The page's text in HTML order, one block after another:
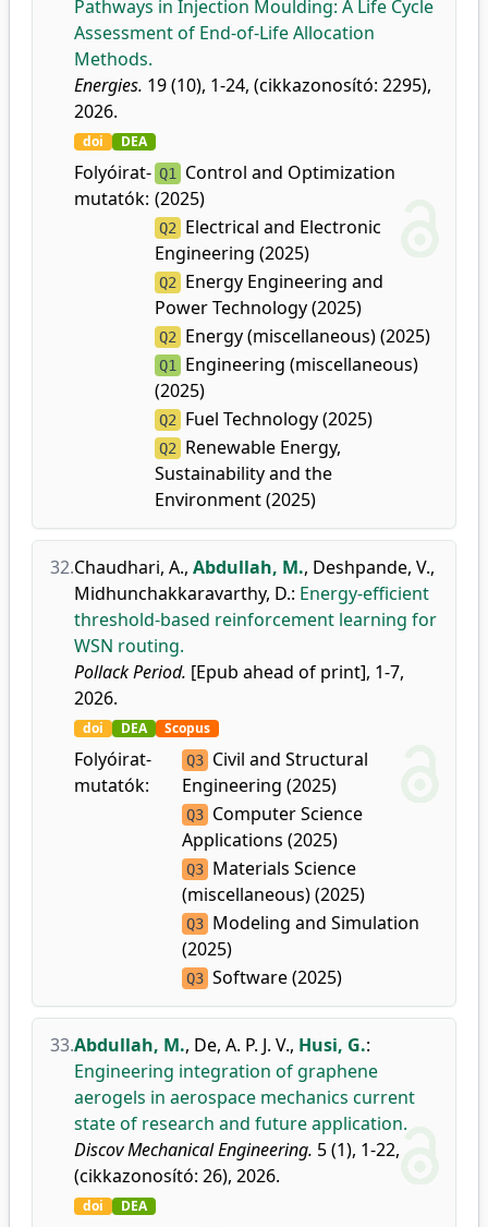
Pathways in Injection Moulding: A Life Cycle
Assessment of End-of-Life Allocation
Methods.
Energies. 19 (10), 1-24, (cikkazonosító: 2295),
2026.
doi DEA
Folyóirat-
mutatók:
Q1
Control and Optimization
(2025)
Q2
Electrical and Electronic
Engineering (2025)
Q2
Energy Engineering and
Power Technology (2025)
Q2 Energy (miscellaneous) (2025)
Q1
Engineering (miscellaneous)
(2025)
Q2 Fuel Technology (2025)
Q2
Renewable Energy,
Sustainability and the
Environment (2025)
32.Chaudhari, A., Abdullah, M., Deshpande, V.,
Midhunchakkaravarthy, D.: Energy-efficient
threshold-based reinforcement learning for
WSN routing.
Pollack Period. [Epub ahead of print], 1-7,
2026.
doi DEA Scopus
Folyóirat-
mutatók:
Q3 Civil and Structural
Engineering (2025)
Q3 Computer Science
Applications (2025)
Q3 Materials Science
(miscellaneous) (2025)
Q3 Modeling and Simulation
(2025)
Q3 Software (2025)
33.Abdullah, M., De, A. P. J. V., Husi, G.:
Engineering integration of graphene
aerogels in aerospace mechanics current
state of research and future application.
Discov Mechanical Engineering. 5 (1), 1-22,
(cikkazonosító: 26), 2026.
doi DEA